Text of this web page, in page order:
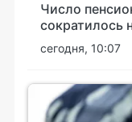
Число
сократилось
сегодня, 10:07